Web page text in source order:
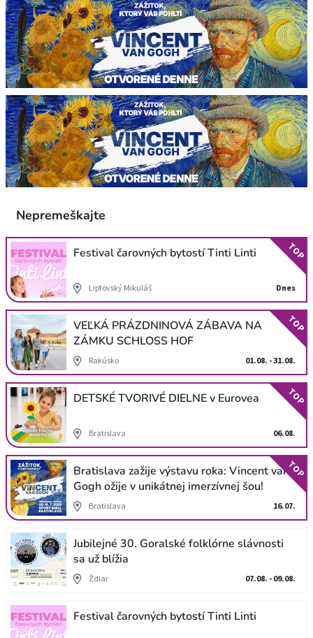
Nepremeškajte
Festival čarovných bytostí Tinti Linti
Liptovský Mikuláš Dnes
TOP
VEĽKÁ PRÁZDNINOVÁ ZÁBAVA NA
ZÁMKU SCHLOSS HOF
Rakúsko 01.08. - 31.08.
TOP
DETSKÉ TVORIVÉ DIELNE v Eurovea
Bratislava 06.08.
TOP
Bratislava zažije výstavu roka: Vincent van
Gogh ožije v unikátnej imerzívnej šou!
Bratislava 16.07.
TOP
Jubilejné 30. Goralské folklórne slávnosti
sa už blížia
Ždiar 07.08. - 09.08.
Festival čarovných bytostí Tinti Linti